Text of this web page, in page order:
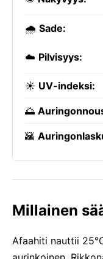
🌧️ Sade:
☁️ Pilvisyys:
☀️ UV-indeksi:
🌅
🌇
Millainen
Afaahiti nauttii